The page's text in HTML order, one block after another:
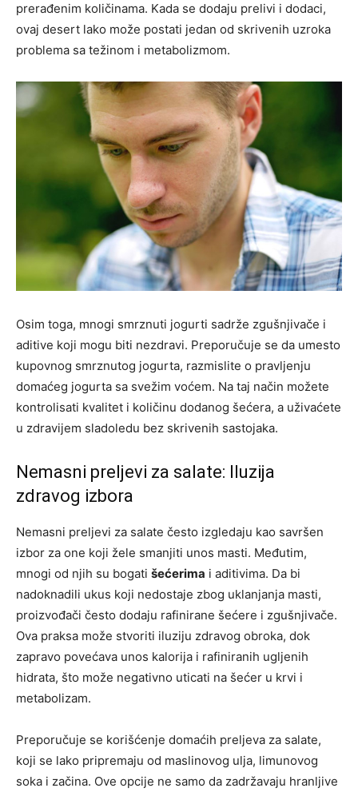
prerađenim količinama. Kada se dodaju prelivi i dodaci,
ovaj desert lako može postati jedan od skrivenih uzroka
problema sa težinom i metabolizmom.
Osim toga, mnogi smrznuti jogurti sadrže zgušnjivače i
aditive koji mogu biti nezdravi. Preporučuje se da umesto
kupovnog smrznutog jogurta, razmislite o pravljenju
domaćeg jogurta sa svežim voćem. Na taj način možete
kontrolisati kvalitet i količinu dodanog šećera, a uživaćete
u zdravijem sladoledu bez skrivenih sastojaka.
Nemasni preljevi za salate: Iluzija
zdravog izbora
Nemasni preljevi za salate često izgledaju kao savršen
izbor za one koji žele smanjiti unos masti. Međutim,
mnogi od njih su bogati šećerima i aditivima. Da bi
nadoknadili ukus koji nedostaje zbog uklanjanja masti,
proizvođači često dodaju rafinirane šećere i zgušnjivače.
Ova praksa može stvoriti iluziju zdravog obroka, dok
zapravo povećava unos kalorija i rafiniranih ugljenih
hidrata, što može negativno uticati na šećer u krvi i
metabolizam.
Preporučuje se korišćenje domaćih preljeva za salate,
koji se lako pripremaju od maslinovog ulja, limunovog
soka i začina. Ove opcije ne samo da zadržavaju hranljive